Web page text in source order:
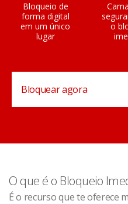
Bloqueio de
forma digital
em um único
lugar
o
Bloquear agora
O que é o Bloqueio
É o recurso que te oferece